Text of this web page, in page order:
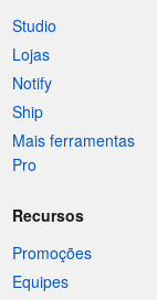
Studio
Lojas
Notify
Ship
Mais ferramentas
Pro
Recursos
Promoções
Equipes